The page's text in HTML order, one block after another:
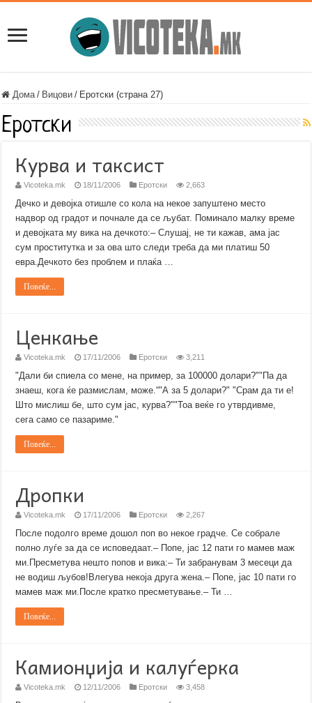
Дома / Вицови / Еротски (страна 27)
Еротски
Курва и таксист
Vicoteka.mk 18/11/2006 Еротски 2,663
Дечко и девојка отишле со кола на некое запуштено место
надвор од градот и почнале да се љубат. Поминало малку време
и девојката му вика на дечкото:– Слушај, не ти кажав, ама јас
сум проститутка и за ова што следи треба да ми платиш 50
евра.Дечкото без проблем и плаќа …
Повеќе...
Ценкање
Vicoteka.mk 17/11/2006 Еротски 3,211
"Дали би спиела со мене, на пример, за 100000 долари?""Па да
знаеш, кога ќе размислам, може.“"А за 5 долари?" "Срам да ти е!
Што мислиш бе, што сум јас, курва?""Тоа веќе го утврдивме,
сега само се пазариме."
Повеќе...
Дропки
Vicoteka.mk 17/11/2006 Еротски 2,267
После подолго време дошол поп во некое градче. Се собрале
полно луѓе за да се исповедаат.– Попе, јас 12 пати го мамев маж
ми.Пресметува нешто попов и вика:– Ти забранувам 3 месеци да
не водиш љубов!Влегува некоја друга жена.– Попе, јас 10 пати го
мамев маж ми.После кратко пресметување.– Ти …
Повеќе...
Камионџија и калуѓерка
Vicoteka.mk 12/11/2006 Еротски 3,458